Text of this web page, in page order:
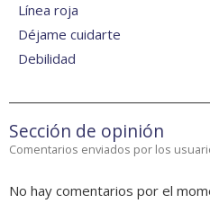
Línea roja
Déjame cuidarte
Debilidad
Sección de opinión
Comentarios enviados por los
No hay comentarios por el